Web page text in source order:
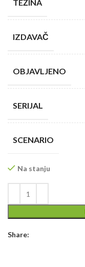
TEŽINA
IZDAVAČ
OBJAVLJENO
SERIJAL
SCENARIO
Na stanju
Share: